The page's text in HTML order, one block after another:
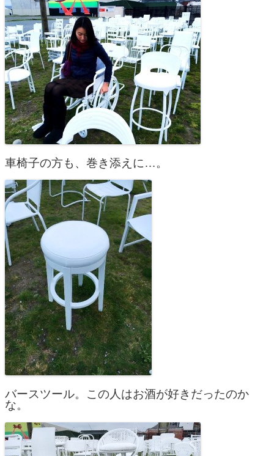
車椅子の方も、巻き添えに…。
バースツール。この人はお酒が好きだったのか
な。